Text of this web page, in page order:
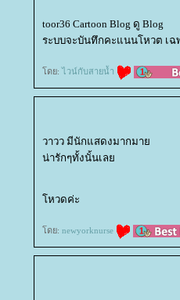
toor36 Cartoon Blog ดู Blog
ระบบจะบันทึกคะแนนโหวต เฉ
ดย:ไวน์กับสายน้ำ
วาวว มีนักแสดงมากมา
น่ารักๆทั้งนั้นเล
หวดค่ะ
ดย: newyorknurse